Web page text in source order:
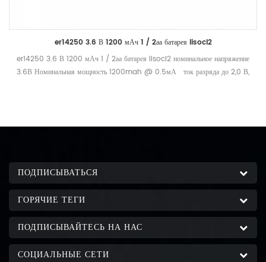
er14250 3.6 В 1200 мАч 1 / 2аа батарея lisocl2
er14250 3.6 В 1200 мАч 1 / 2аа батарея lisocl2 номинальное напряжение
3.6В Номинальная мощность 1200mah @ 0.5мА ток разряда до 2,0 В,
-55 ℃ - +85 ℃ номинальный вес 10г
ПОДПИСЫВАТЬСЯ
ГОРЯЧИЕ ТЕГИ
ПОДПИСЫВАЙТЕСЬ НА НАС
СОЦИАЛЬНЫЕ СЕТИ